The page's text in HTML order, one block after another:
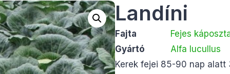
Landíni
Fajta
Fejes
Gyártó
Alfa lucullus
Kerek fejei 85-90 nap